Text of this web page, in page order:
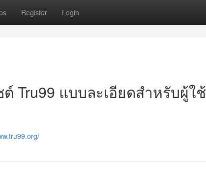
Register Login
Tru99 แบบละเอียดสำหรับผู้ใช้